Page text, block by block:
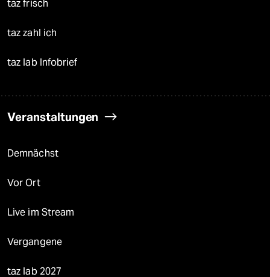
taz frisch
taz zahl ich
taz lab Infobrief
Veranstaltungen
Demnächst
Vor Ort
Live im Stream
Vergangene
taz lab 2027